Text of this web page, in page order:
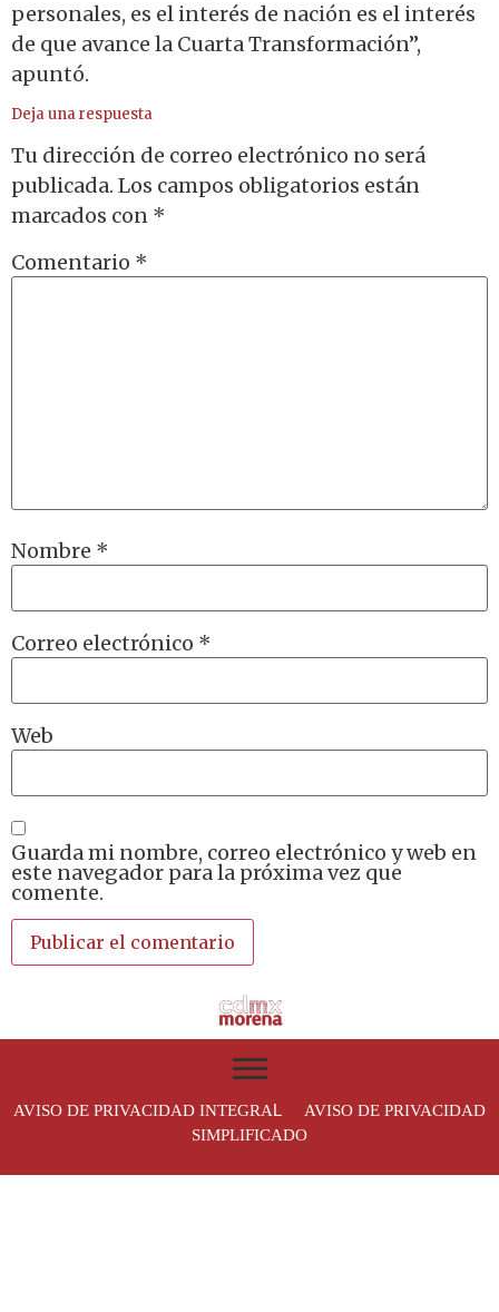
personales, es el interés de nación es el interés
de que avance la Cuarta Transformación”,
apuntó.
Deja una respuesta
Tu dirección de correo electrónico no será
publicada. Los campos obligatorios están
marcados con *
Comentario *
Nombre *
Correo electrónico *
Web
Guarda mi nombre, correo electrónico y web en
este navegador para la próxima vez que
comente.
AVISO DE PRIVACIDAD INTEGRAL AVISO DE PRIVACIDAD
SIMPLIFICADO